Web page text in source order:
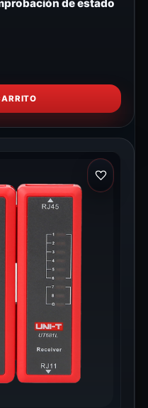
de estado